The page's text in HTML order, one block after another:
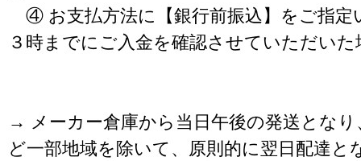
④ お支払方法に【銀行前振込】をご指定
３時までにご入金を確認させていただいた
→ メーカー倉庫から当日午後の発送となり
ど一部地域を除いて、原則的に翌日配達と